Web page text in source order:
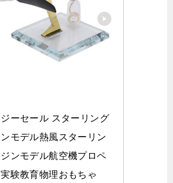
ーセール スターリング
モデル熱風スターリン
ンモデル航空機プロペ
験教育物理おもちゃ